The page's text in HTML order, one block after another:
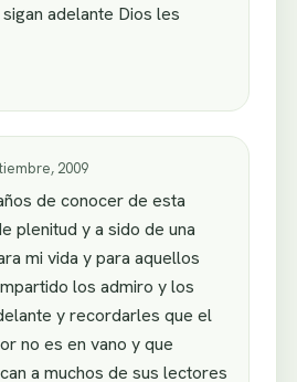
adelante Dios les
2009
de conocer de esta
plenitud y a sido de una
mi vida y para aquellos
los admiro y los
y recordarles que el
no es en vano y que
a muchos de sus lectores